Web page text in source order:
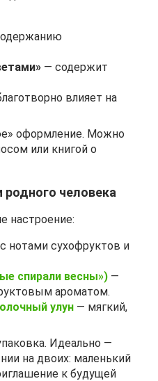
— содержит
влияет на
оформление. Можно
или книгой о
родного человека
настроение:
нотами сухофруктов и
спирали весны») —
ароматом.
улун — мягкий,
Идеально —
на двоих: маленький
к будущей